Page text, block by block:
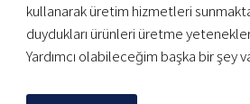
kullanarak üretim hizmetleri
duydukları ürünleri üretme
Yardımcı olabileceğim başka bir şey